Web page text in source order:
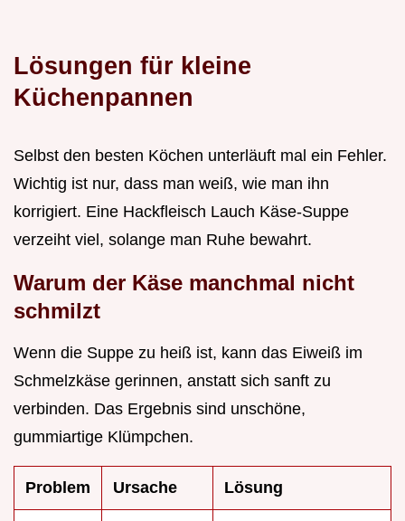
Lösungen für kleine
Küchenpannen
Selbst den besten Köchen unterläuft mal ein Fehler.
Wichtig ist nur, dass man weiß, wie man ihn
korrigiert. Eine Hackfleisch Lauch Käse-Suppe
verzeiht viel, solange man Ruhe bewahrt.
Warum der Käse manchmal nicht
schmilzt
Wenn die Suppe zu heiß ist, kann das Eiweiß im
Schmelzkäse gerinnen, anstatt sich sanft zu
verbinden. Das Ergebnis sind unschöne,
gummiartige Klümpchen.
Problem Ursache Lösung